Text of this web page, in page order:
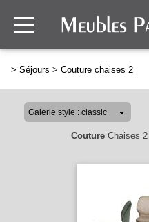
> Séjours > Couture chaises 2
CoutureChaises 2